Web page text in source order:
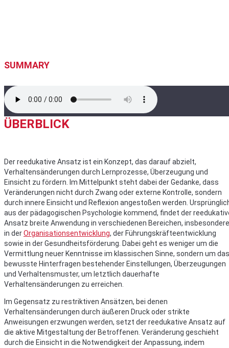
SUMMARY
ÜBERBLICK
Der reedukative Ansatz ist ein Konzept, das darauf abzielt,
Verhaltensänderungen durch Lernprozesse, Überzeugung und
Einsicht zu fördern. Im Mittelpunkt steht dabei der Gedanke, dass
Veränderungen nicht durch Zwang oder externe Kontrolle, sondern
durch innere Einsicht und Reflexion angestoßen werden.
aus der pädagogischen Psychologie kommend, findet der
Ansatz breite Anwendung in verschiedenen Bereichen, insbesondere
in derOrganisationsentwicklung, der Führungskräfteentwicklung
sowie in der Gesundheitsförderung. Dabei geht es weniger um die
Vermittlung neuer Kenntnisse im klassischen Sinne, sondern um das
bewusste Hinterfragen bestehender Einstellungen, Überzeugungen
und Verhaltensmuster, um letztlich dauerhafte
Verhaltensänderungen zu erreichen.
Im Gegensatz zu restriktiven Ansätzen, bei denen
Verhaltensänderungen durch äußeren Druck oder strikte
Anweisungen erzwungen werden, setzt der reedukative Ansatz auf
die aktive Mitgestaltung der Betroffenen. Veränderung geschieht
durch die Einsicht in die Notwendigkeit der Anpassung, indem